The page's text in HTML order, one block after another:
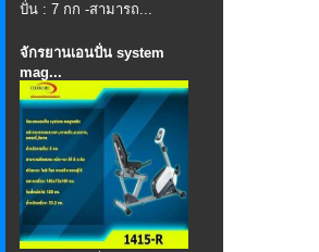
ปั่น : 7 กก -สามารถ...
จักรยานเอนปั่น system
mag...